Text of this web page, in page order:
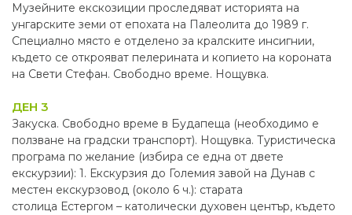
Музейните екскозиции проследяват историята на
унгарските земи от епохата на Палеолита до 1989 г.
Специално място е отделено за кралските инсигнии,
където се открояват пелерината и копието на короната
на Свети Стефан. Свободно време. Нощувка.
ДЕН 3
Закуска. Свободно време в Будапеща (необходимо е
ползване на градски транспорт). Нощувка. Туристическа
програма по желание (избира се една от двете
екскурзии): 1. Екскурзия до Големия завой на Дунав с
местен екскурзовод (около 6 ч.): старата
столица Естергом – католически духовен център, където